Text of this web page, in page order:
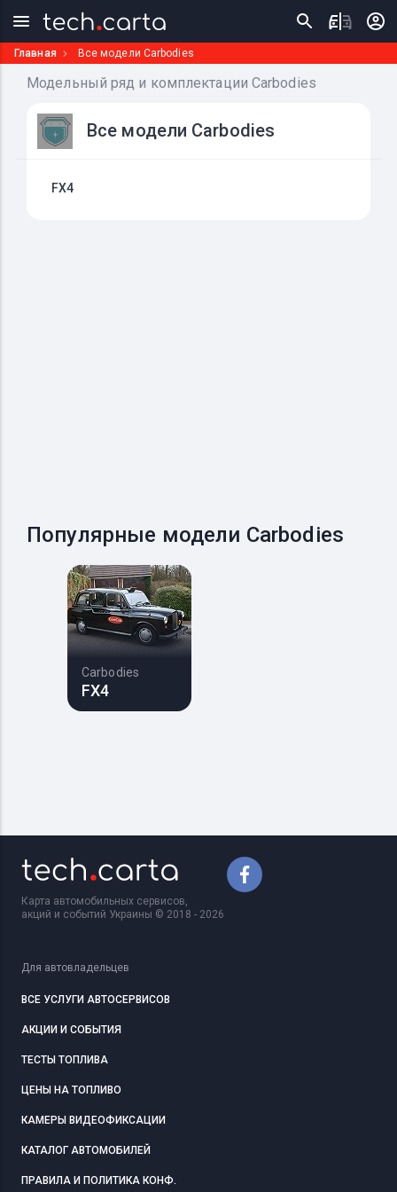
Главная Все модели Carbodies
Модельный ряд и комплектации Carbodies
Все модели Carbodies
FX4
Популярные модели Carbodies
Carbodies
FX4
Карта автомобильных сервисов,
акций и событий Украины © 2018 - 2026
Для автовладельцев
ВСЕ УСЛУГИ АВТОСЕРВИСОВ
АКЦИИ И СОБЫТИЯ
ТЕСТЫ ТОПЛИВА
ЦЕНЫ НА ТОПЛИВО
КАМЕРЫ ВИДЕОФИКСАЦИИ
КАТАЛОГ АВТОМОБИЛЕЙ
ПРАВИЛА И ПОЛИТИКА КОНФ.